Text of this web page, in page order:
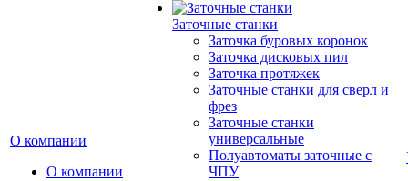
О компании
О компании
Заточные станки
Заточка буровых коронок
Заточка дисковых пил
Заточка протяжек
Заточные станки для сверл и
фрез
Заточные станки
универсальные
Полуавтоматы заточные с
ЧПУ